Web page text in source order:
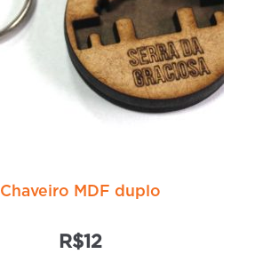
Chaveiro MDF duplo
R$12